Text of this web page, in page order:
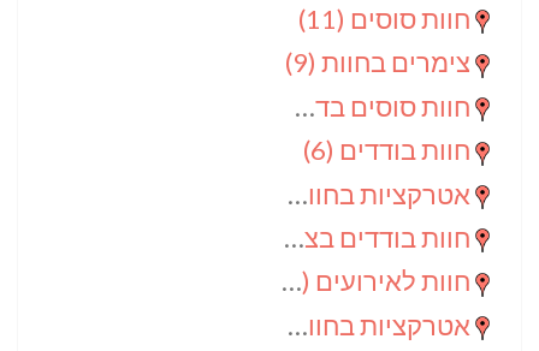
חוות סוסים (11)
צימרים בחוות (9)
חוות סוסים בדרום
חוות בודדים (6)
אטרקציות בחוות
חוות בודדים בצפון
חוות לאירועים (4)
אטרקציות בחוות בדרום